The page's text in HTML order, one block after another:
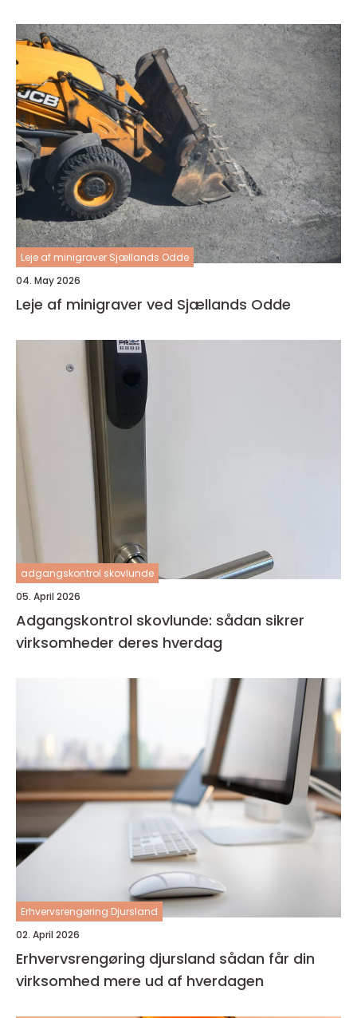
Leje af minigraver Sjællands Odde
04. May 2026
Leje af minigraver ved Sjællands Odde
adgangskontrol skovlunde
05. April 2026
Adgangskontrol skovlunde: sådan sikrer
virksomheder deres hverdag
Erhvervsrengøring Djursland
02. April 2026
Erhvervsrengøring djursland sådan får din
virksomhed mere ud af hverdagen